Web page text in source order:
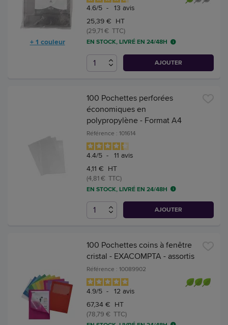
+ 1 couleur
4.6/5 - 13 avis
25,39 € HT
(29,71 € TTC)
EN STOCK, LIVRÉ EN 24/48H
AJOUTER
100 Pochettes perforées
économiques en
polypropylène - Format A4
Référence : 101614
4.4/5 - 11 avis
4,11 € HT
(4,81 € TTC)
EN STOCK, LIVRÉ EN 24/48H
AJOUTER
100 Pochettes coins à fenêtre
cristal - EXACOMPTA - assortis
Référence : 10089902
4.9/5 - 12 avis
67,34 € HT
(78,79 € TTC)